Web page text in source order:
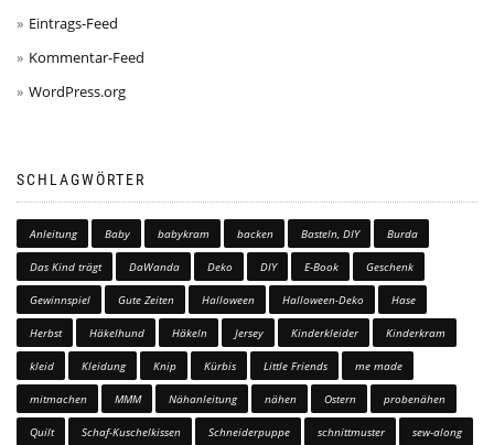
Eintrags-Feed
Kommentar-Feed
WordPress.org
SCHLAGWÖRTER
Anleitung Baby babykram backen Basteln, DIY Burda
Das Kind trägt DaWanda Deko DIY E-Book Geschenk
Gewinnspiel Gute Zeiten Halloween Halloween-Deko Hase
Herbst Häkelhund Häkeln Jersey Kinderkleider Kinderkram
kleid Kleidung Knip Kürbis Little Friends me made
mitmachen MMM Nähanleitung nähen Ostern probenähen
Quilt Schaf-Kuschelkissen Schneiderpuppe schnittmuster sew-along